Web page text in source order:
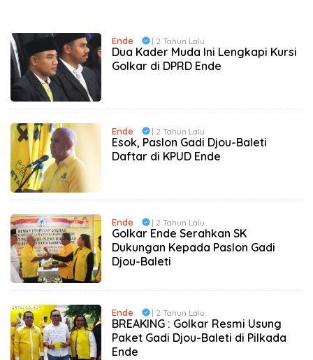
Ende | 2 Tahun Lalu
Dua Kader Muda Ini Lengkapi Kursi
Golkar di DPRD Ende
Ende | 2 Tahun Lalu
Esok, Paslon Gadi Djou-Baleti
Daftar di KPUD Ende
Ende | 2 Tahun Lalu
Golkar Ende Serahkan SK
Dukungan Kepada Paslon Gadi
Djou-Baleti
Ende | 2 Tahun Lalu
BREAKING : Golkar Resmi Usung
Paket Gadi Djou-Baleti di Pilkada
Ende